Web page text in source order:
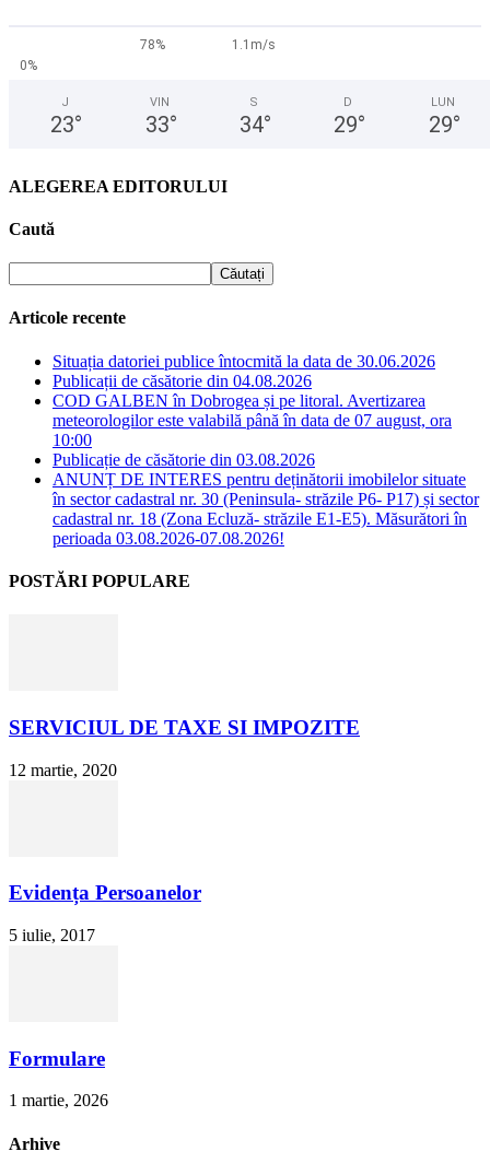
78%
1.1m/s
0%
J
23°
VIN
33°
S
34°
D
29°
LUN
29°
ALEGEREA EDITORULUI
Caută
Articole recente
Situația datoriei publice întocmită la data de 30.06.2026
Publicații de căsătorie din 04.08.2026
COD GALBEN în Dobrogea și pe litoral. Avertizarea
meteorologilor este valabilă până în data de 07 august, ora
10:00
Publicație de căsătorie din 03.08.2026
ANUNȚ DE INTERES pentru deținătorii imobilelor situate
în sector cadastral nr. 30 (Peninsula- străzile P6- P17) și sector
cadastral nr. 18 (Zona Ecluză- străzile E1-E5). Măsurători în
perioada 03.08.2026-07.08.2026!
POSTĂRI POPULARE
SERVICIUL DE TAXE SI IMPOZITE
12 martie, 2020
Evidența Persoanelor
5 iulie, 2017
Formulare
1 martie, 2026
Arhive